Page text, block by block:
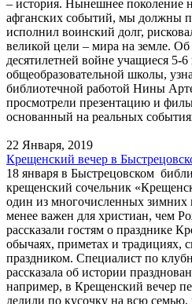
– история. Нынешнее поколение
афганских событий, мы должны
исполнил воинский долг,
великой цели – мира на земле.
десятилетней войне учащиеся 5-
общеобразовательной школы,
библиотечной работой Нины
просмотрели презентацию и
основанный на реальных
22 Января, 2019
Крещенский вечер в
18 января в Быстрецовском
крещенский сочельник
один из многочисленных зимних
менее важен для христиан, чем
рассказали гостям о празднике
обычаях, приметах и традициях,
праздником. Специалист по
рассказала об истории
например, в Крещенский вечер
делили по кусочку на всю семью,